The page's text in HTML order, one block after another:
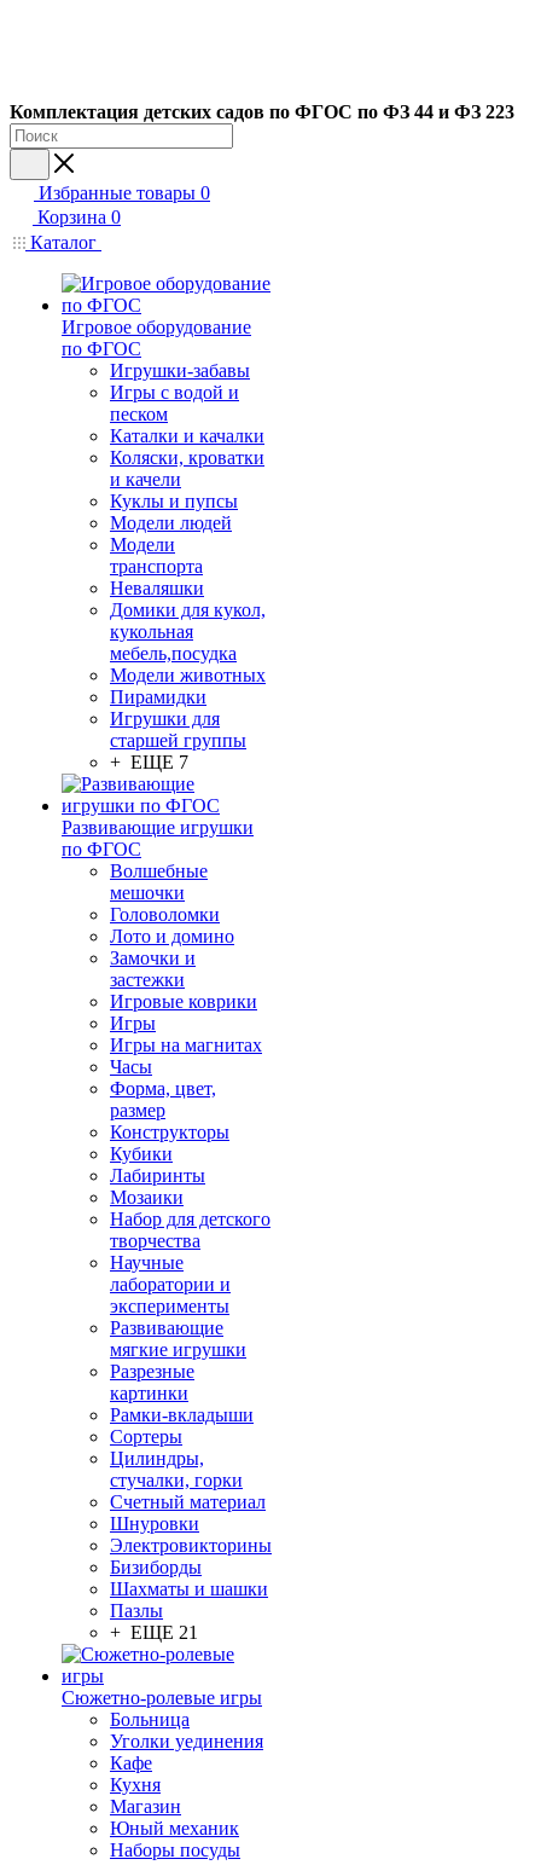
Комплектация детских садов по ФГОC по ФЗ 44 и ФЗ 223
Избранные товары 0
Корзина 0
Каталог
Игровое оборудование
по ФГОС
Игрушки-забавы
Игры с водой и
песком
Каталки и качалки
Коляски, кроватки
и качели
Куклы и пупсы
Модели людей
Модели
транспорта
Неваляшки
Домики для кукол,
кукольная
мебель,посудка
Модели животных
Пирамидки
Игрушки для
старшей группы
+ ЕЩЕ 7
Развивающие игрушки
по ФГОС
Волшебные
мешочки
Головоломки
Лото и домино
Замочки и
застежки
Игровые коврики
Игры
Игры на магнитах
Часы
Форма, цвет,
размер
Конструкторы
Кубики
Лабиринты
Мозаики
Набор для детского
творчества
Научные
лаборатории и
эксперименты
Развивающие
мягкие игрушки
Разрезные
картинки
Рамки-вкладыши
Сортеры
Цилиндры,
стучалки, горки
Счетный материал
Шнуровки
Электровикторины
Бизиборды
Шахматы и шашки
Пазлы
+ ЕЩЕ 21
Сюжетно-ролевые игры
Больница
Уголки уединения
Кафе
Кухня
Магазин
Юный механик
Наборы посуды